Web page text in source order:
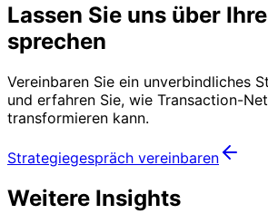
Lassen Sie uns über
sprechen
Vereinbaren Sie ein unverbindliches
und erfahren Sie, wie Transaction-
transformieren kann.
Strategiegespräch vereinbaren
Weitere Insights